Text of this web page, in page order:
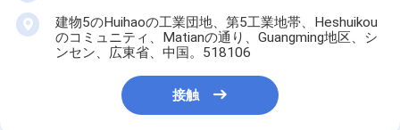
建物5のHuihaoの工業団地、第5工業地帯、Heshuikou
のコミュニティ、Matianの通り、Guangming地区、シ
ンセン、広東省、中国。518106
接触